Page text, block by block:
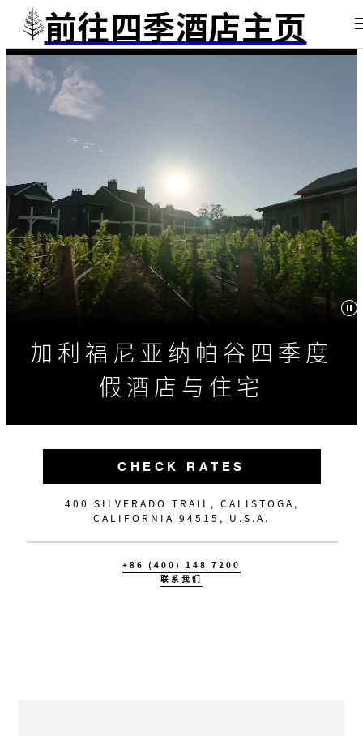
前往四季酒店主页
加利福尼亚纳帕谷四季度
假酒店与住宅
CHECK RATES
400 SILVERADO TRAIL, CALISTOGA,
CALIFORNIA 94515, U.S.A.
+86 (400) 148 7200
联系我们